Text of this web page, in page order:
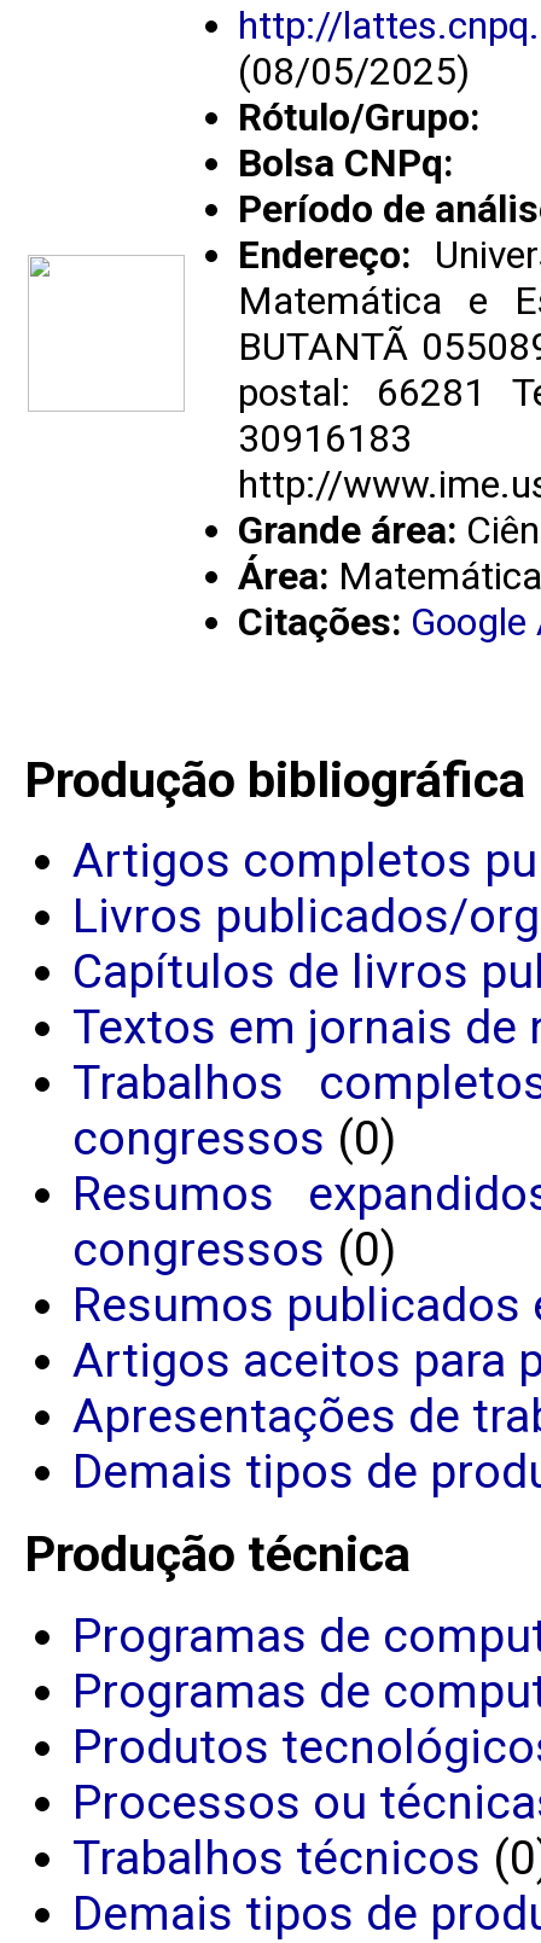
http://
(08/05/2025)
Rótulo/Grupo:
Bolsa CNPq:
Período de
Endereço:
Matemática e
BUTANTÃ
postal: 66281
http://
Grande área:
Área: Matemática
Citações:
Produção bibliográfica
Artigos completos
Livros publicados/
Capítulos de livros
Textos em jornais
Trabalhos
congressos (0)
Resumos
congressos (0)
Resumos
Artigos aceitos para
Apresentações de
Demais tipos de
Produção técnica
Programas de
Programas de
Produtos
Processos ou
Trabalhos técnicos
Demais tipos de